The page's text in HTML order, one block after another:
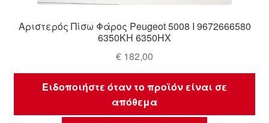
Αριστερός Πίσω Φάρος Peugeot 5008 I 9672666580
6350KH 6350HX
€ 182,00
Ειδοποιήστε όταν το προϊόν είναι σε
απόθεμα